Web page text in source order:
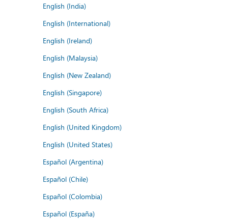
English (India)
English (International)
English (Ireland)
English (Malaysia)
English (New Zealand)
English (Singapore)
English (South Africa)
English (United Kingdom)
English (United States)
Español (Argentina)
Español (Chile)
Español (Colombia)
Español (España)